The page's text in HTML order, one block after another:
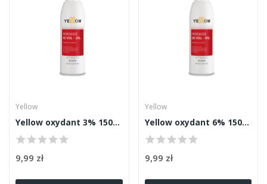
Yellow
Yellow oxydant 3% 150ml
9,99 zł
Yellow
Yellow oxydant 6% 150ml
9,99 zł